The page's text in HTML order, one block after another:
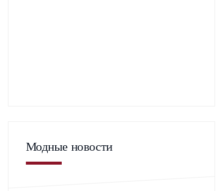
Модные новости